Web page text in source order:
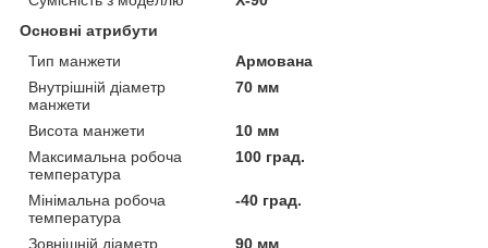
Основні атрибути
Тип манжети
Армована
Внутрішній діаметр
манжети
70 мм
Висота манжети
10 мм
Максимальна робоча
температура
100 град.
Мінімальна робоча
температура
-40 град.
Зовнішній діаметр
90 мм